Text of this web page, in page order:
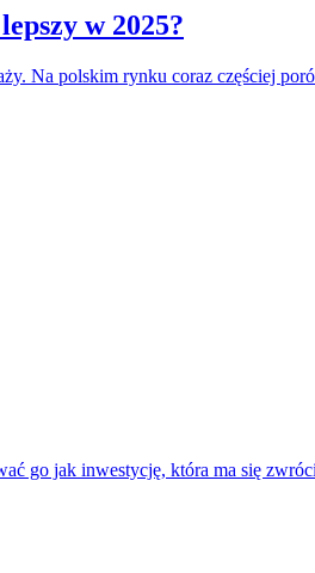
w 2025?
Na polskim rynku coraz częściej
go jak inwestycję, która ma się